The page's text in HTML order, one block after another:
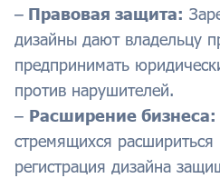
– Правовая защита:
дизайны дают владельцу
предпринимать
против нарушителей.
– Расширение бизнеса:
стремящихся
регистрация дизайна